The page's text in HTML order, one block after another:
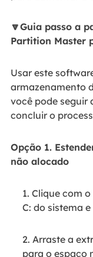
🔽Guia passo a
Partition Master
Usar este
armazenamento
você pode seguir
concluir o
Opção 1.
não alocado
1. Clique com
C: do sistema
2. Arraste a
para o espaço